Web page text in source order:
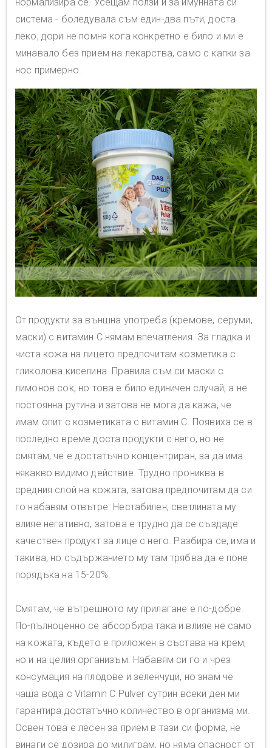
нормализира се. Усещам ползи и за имунната си
система - боледувала съм един-два пъти, доста
леко, дори не помня кога конкретно е било и ми е
минавало без прием на лекарства, само с капки за
нос примерно.
От продукти за външна употреба (кремове, серуми,
маски) с витамин C нямам впечатления. За гладка и
чиста кожа на лицето предпочитам козметика с
гликолова киселина. Правила съм си маски с
лимонов сок, но това е било единичен случай, а не
постоянна рутина и затова не мога да кажа, че
имам опит с козметиката с витамин C. Появиха се в
последно време доста продукти с него, но не
смятам, че е достатъчно концентриран, за да има
някакво видимо действие. Трудно прониква в
средния слой на кожата, затова предпочитам да си
го набавям отвътре. Нестабилен, светлината му
влияе негативно, затова е трудно да се създаде
качествен продукт за лице с него. Разбира се, има и
такива, но съдържанието му там трябва да е поне
порядъка на 15-20%.
Смятам, че вътрешното му прилагане е по-добре.
По-пълноценно се абсорбира така и влияе не само
на кожата, където е приложен в състава на крем,
но и на целия организъм. Набавям си го и чрез
консумация на плодове и зеленчуци, но знам че
чаша вода с Vitamin C Pulver сутрин всеки ден ми
гарантира достатъчно количество в организма ми.
Освен това е лесен за прием в тази си форма, не
винаги се дозира до милиграм, но няма опасност от